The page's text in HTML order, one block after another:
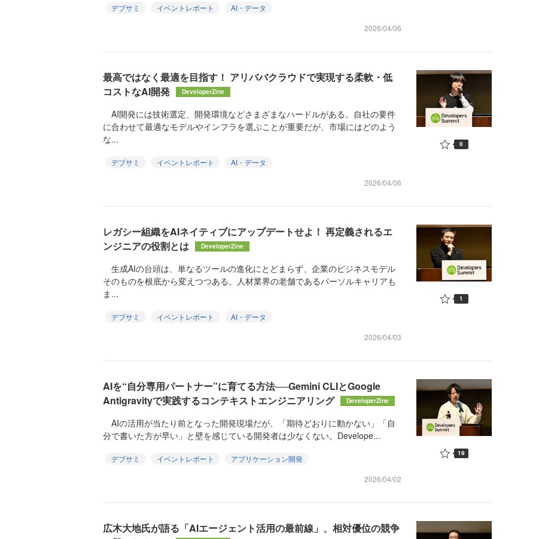
デブサミ イベントレポート
AI・データ
2026/04/06
最高ではなく最適を目指す！ アリババクラウドで実現する柔軟・低
コストなAI開発
DeveloperZine
AI開発には技術選定、開発環境などさまざまなハードルがある。自社の要件
に合わせて最適なモデルやインフラを選ぶことが重要だが、市場にはどのよう
な...
デブサミ イベントレポート
AI・データ
2026/04/06
0
レガシー組織をAIネイティブにアップデートせよ！ 再定義されるエ
ンジニアの役割とは
DeveloperZine
生成AIの台頭は、単なるツールの進化にとどまらず、企業のビジネスモデル
そのものを根底から変えつつある。人材業界の老舗であるパーソルキャリアも
ま...
デブサミ イベントレポート
AI・データ
2026/04/03
1
AIを“自分専用パートナー”に育てる方法──Gemini CLIとGoogle
Antigravityで実践するコンテキストエンジニアリング
DeveloperZine
AIの活用が当たり前となった開発現場だが、「期待どおりに動かない」「自
分で書いた方が早い」と壁を感じている開発者は少なくない。Develope...
デブサミ イベントレポート
アプリケーション開発
2026/04/02
19
広木大地氏が語る「AIエージェント活用の最前線」、相対優位の競争